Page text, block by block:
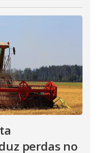
perdas no